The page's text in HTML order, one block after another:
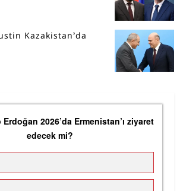
Kazakistan’da
2026’da Ermenistan’ı ziyaret
edecek mi?